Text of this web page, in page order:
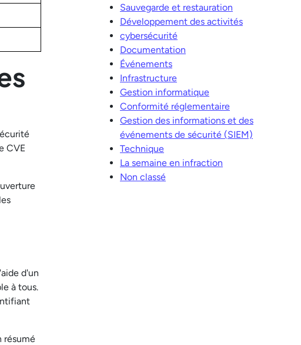
CVE
d'un
à tous.
résumé
Sauvegarde et restauration
Développement des activités
cybersécurité
Documentation
Événements
Infrastructure
Gestion informatique
Conformité réglementaire
Gestion des informations et des
événements de sécurité (SIEM)
Technique
La semaine en infraction
Non classé